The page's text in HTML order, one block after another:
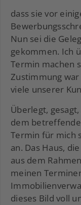
dass sie vor
Nun sei die
gekommen. Ich
Termin machen
Zustimmung
viele unserer
Überlegt,
dem
Termin für mich
an. Das Haus,
aus dem
meinen
dieses Bild voll